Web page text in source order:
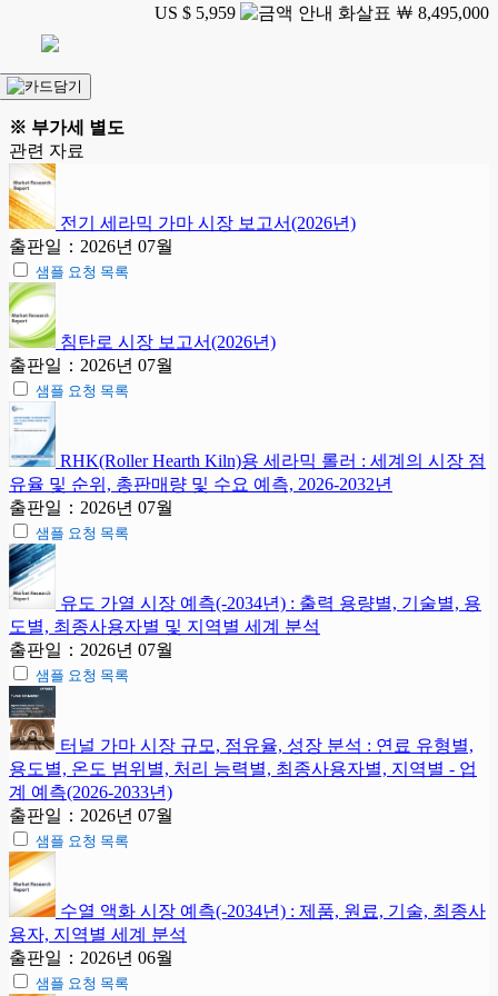
US $ 5,959 ￦ 8,495,000
※ 부가세 별도
관련 자료
전기 세라믹 가마 시장 보고서(2026년)
출판일：2026년 07월
샘플 요청 목록
침탄로 시장 보고서(2026년)
출판일：2026년 07월
샘플 요청 목록
RHK(Roller Hearth Kiln)용 세라믹 롤러 : 세계의 시장 점
유율 및 순위, 총판매량 및 수요 예측, 2026-2032년
출판일：2026년 07월
샘플 요청 목록
유도 가열 시장 예측(-2034년) : 출력 용량별, 기술별, 용
도별, 최종사용자별 및 지역별 세계 분석
출판일：2026년 07월
샘플 요청 목록
터널 가마 시장 규모, 점유율, 성장 분석 : 연료 유형별,
용도별, 온도 범위별, 처리 능력별, 최종사용자별, 지역별 - 업
계 예측(2026-2033년)
출판일：2026년 07월
샘플 요청 목록
수열 액화 시장 예측(-2034년) : 제품, 원료, 기술, 최종사
용자, 지역별 세계 분석
출판일：2026년 06월
샘플 요청 목록